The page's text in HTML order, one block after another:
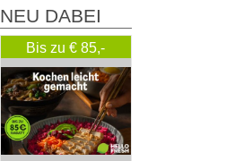
NEU DABEI
Bis zu € 85,-
Rabatt